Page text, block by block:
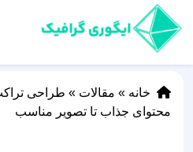
خانه » مقالات » طراحی
محتوای جذاب تا تصویر مناسب